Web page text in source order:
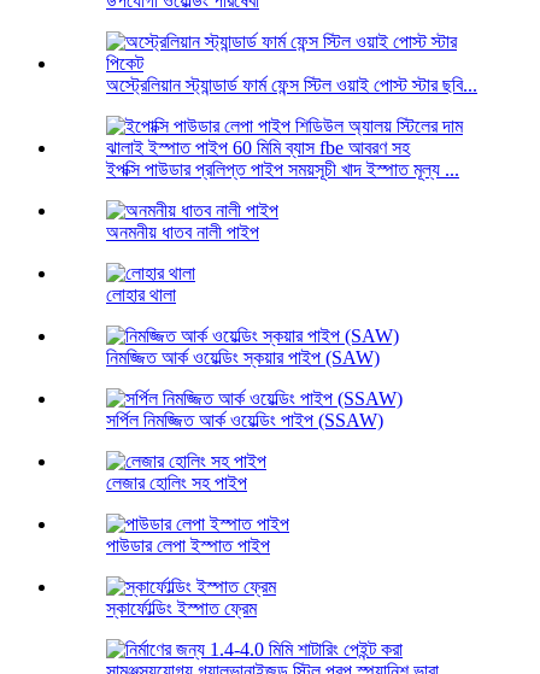
অস্ট্রেলিয়ান স্ট্যান্ডার্ড ফার্ম ফেন্স স্টিল ওয়াই পোস্ট স্টার ছবি...
ইপক্সি পাউডার প্রলিপ্ত পাইপ সময়সূচী খাদ ইস্পাত মূল্য ...
অনমনীয় ধাতব নালী পাইপ
লোহার থালা
নিমজ্জিত আর্ক ওয়েল্ডিং স্কয়ার পাইপ (SAW)
সর্পিল নিমজ্জিত আর্ক ওয়েল্ডিং পাইপ (SSAW)
লেজার হোলিং সহ পাইপ
পাউডার লেপা ইস্পাত পাইপ
স্কার্ফোল্ডিং ইস্পাত ফ্রেম